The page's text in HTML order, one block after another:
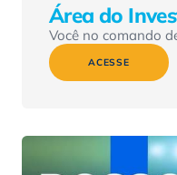
Área do
Você no comando
ACESSE